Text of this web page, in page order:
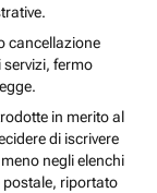
cancellazione
fermo
in merito al
di iscrivere
negli elenchi
postale, riportato